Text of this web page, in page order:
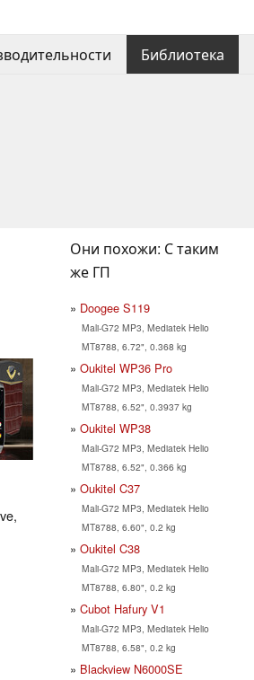
Библиотека
Они похожи: С таким
же ГП
Doogee S119
Mali-G72 MP3, Mediatek Helio
MT8788, 6.72", 0.368 kg
Oukitel WP36 Pro
Mali-G72 MP3, Mediatek Helio
MT8788, 6.52", 0.3937 kg
Oukitel WP38
Mali-G72 MP3, Mediatek Helio
MT8788, 6.52", 0.366 kg
Oukitel C37
Mali-G72 MP3, Mediatek Helio
MT8788, 6.60", 0.2 kg
Oukitel C38
Mali-G72 MP3, Mediatek Helio
MT8788, 6.80", 0.2 kg
Cubot Hafury V1
Mali-G72 MP3, Mediatek Helio
MT8788, 6.58", 0.2 kg
Blackview N6000SE